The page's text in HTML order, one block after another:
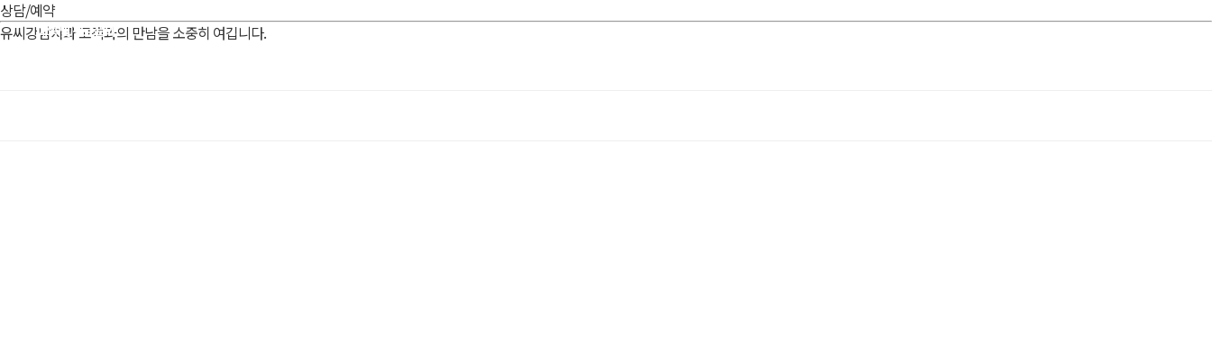
예약 및 진료문의
02.3448.4524
상담/예약
유씨강남치과 고객과의 만남을 소중히 여깁니다.